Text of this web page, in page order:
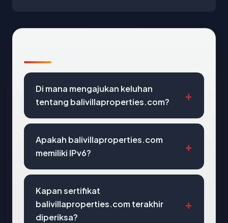
Di mana mengajukan keluhan
tentang balivillaproperties.com?
Apakah balivillaproperties.com
memiliki IPv6?
Kapan sertifikat
balivillaproperties.com terakhir
diperiksa?